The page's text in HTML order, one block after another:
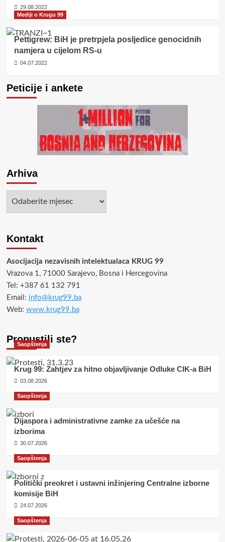
29.08.2022
Mediji o Krugu 99
Pettigrew: BiH je pretrpjela posljedice genocidnih
namjera u cijelom RS-u
04.07.2022
Peticije i ankete
Arhiva
Kontakt
Asocijacija nezavisnih intelektualaca KRUG 99
Vrazova 1, 71000 Sarajevo, Bosna i Hercegovina
Tel: +387 61 132 791
Email: info@krug99.ba
Web: www.krug99.ba
Propustili ste?
Saopštenja
Krug 99: Zahtjev za hitno objavljivanje Odluke CIK-a BiH
03.08.2026
Saopštenja
Dijaspora i administrativne zamke za učešće na
izborima
30.07.2026
Saopštenja
Politički preokret i ustavni inžinjering Centralne izborne
komisije BiH
24.07.2026
Saopštenja